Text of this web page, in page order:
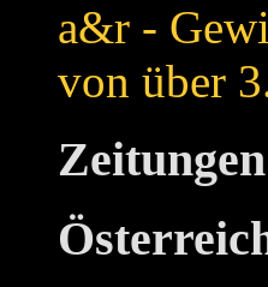
a&r -
von über
Zeitungen